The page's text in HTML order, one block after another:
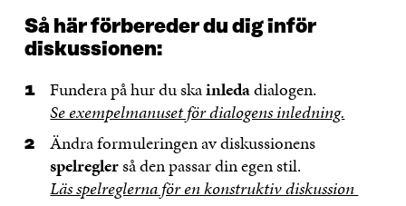
Så här förbereder du dig inför
diskussionen:
Fundera på hur du skainledadialogen.
Se exempelmanuset för dialogens inledning.
Ändra formuleringen av diskussionens
spelreglerså den passar din egen stil.
Läs spelreglerna för en konstruktiv diskussion